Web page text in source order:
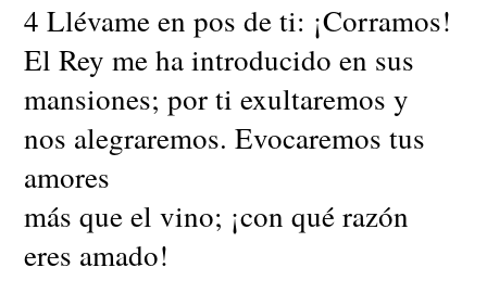
4 Llévame en pos de ti: ¡Corramos!
El Rey me ha introducido en sus
mansiones; por ti exultaremos y
nos alegraremos. Evocaremos tus
amores
más que el vino; ¡con qué razón
eres amado!